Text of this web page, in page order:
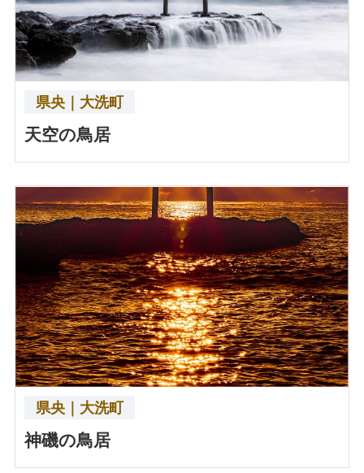
県央｜大洗町
天空の鳥居
県央｜大洗町
神磯の鳥居